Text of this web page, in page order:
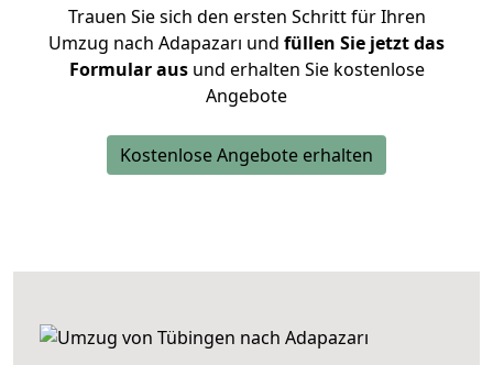
Trauen Sie sich den ersten Schritt für Ihren
Umzug nach Adapazarı und füllen Sie jetzt das
Formular ausund erhalten Sie kostenlose
Angebote
Kostenlose Angebote erhalten